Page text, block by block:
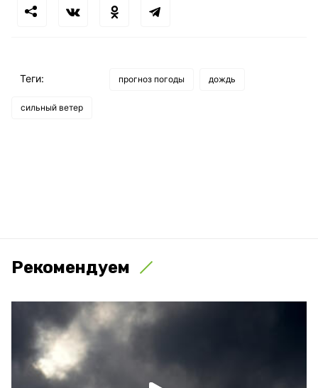
Теги: прогноз погоды дождь
сильный ветер
Рекомендуем